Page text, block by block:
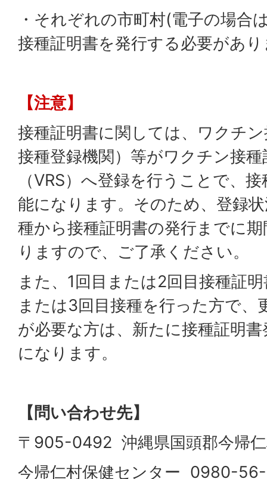
・それぞれの市町村(電子の場合
接種証明書を発行する必要があ
【注意】
接種証明書に関しては、ワクチ
接種登録機関）等がワクチン接
（VRS）へ登録を行うことで、
能になります。そのため、登録
種から接種証明書の発行までに
りますので、ご了承ください。
また、1回目または2回目接種証
または3回目接種を行った方で、
が必要な方は、新たに接種証明
になります。
【問い合わせ先】
〒905-0492 沖縄県国頭郡今帰
今帰仁村保健センター 0980-